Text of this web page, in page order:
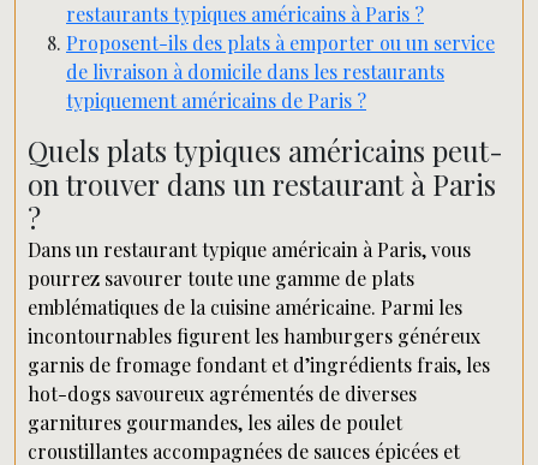
restaurants typiques américains à Paris ?
Proposent-ils des plats à emporter ou un service
de livraison à domicile dans les restaurants
typiquement américains de Paris ?
Quels plats typiques américains peut-
on trouver dans un restaurant à Paris
?
Dans un restaurant typique américain à Paris, vous
pourrez savourer toute une gamme de plats
emblématiques de la cuisine américaine. Parmi les
incontournables figurent les hamburgers généreux
garnis de fromage fondant et d’ingrédients frais, les
hot-dogs savoureux agrémentés de diverses
garnitures gourmandes, les ailes de poulet
croustillantes accompagnées de sauces épicées et